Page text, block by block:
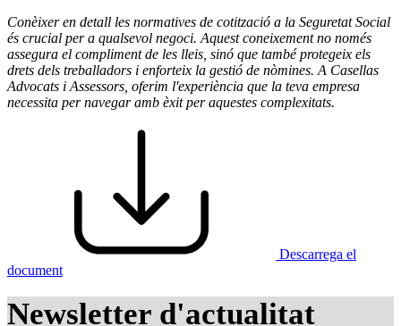
Conèixer en detall les normatives de cotització a la Seguretat Social
és crucial per a qualsevol negoci. Aquest coneixement no només
assegura el compliment de les lleis, sinó que també protegeix els
drets dels treballadors i enforteix la gestió de nòmines. A Casellas
Advocats i Assessors, oferim l'experiència que la teva empresa
necessita per navegar amb èxit per aquestes complexitats.
Descarrega el
document
Newsletter d'actualitat